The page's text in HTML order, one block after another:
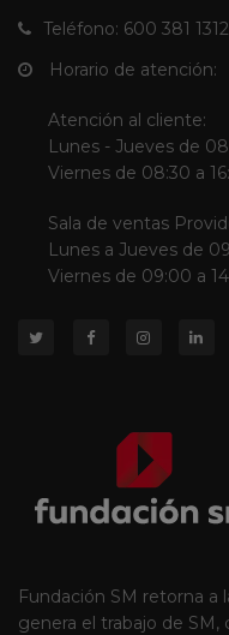
Teléfono: 600 381 1312
Horario de atención:
Atención al cliente:
Lunes - Jueves de
Viernes de 08:30 a
Sala de ventas
Lunes a Jueves de
Viernes de 09:00 a
Fundación SM retorna a
genera el trabajo de